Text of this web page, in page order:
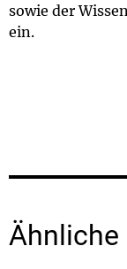
sowie der
ein.
Ähnliche